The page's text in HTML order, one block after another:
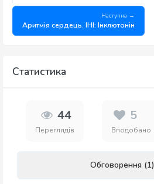
Наступна →
Аритмія сердець. ІНІ: Інклютонін
Статистика
44
Переглядів
5
Вподобано
Обговорення (1)